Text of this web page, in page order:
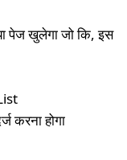
पेज खुलेगा जो कि, इस
करना होगा